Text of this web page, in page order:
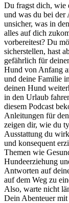
Du fragst dich, wie
und was du bei der
unsicher, was in
alles auf dich
vorbereitest? Du
sicherstellen, hast
gefährlich für
Hund von Anfang
und deine Familie
deinen Hund
in den Urlaub
diesem Podcast
Anleitungen für
zeigen dir, wie du
Ausstattung du
und konsequent
Themen wie
Hundeerziehung
Antworten auf
auf dem Weg zu
Also, warte nicht
Dein Abenteuer